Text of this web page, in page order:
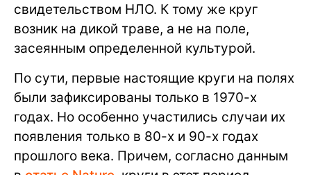
свидетельством НЛО. К тому же круг
возник на дикой траве, а не на поле,
засеянным определенной культурой.
По сути, первые настоящие круги на полях
были зафиксированы только в 1970-х
годах. Но особенно участились случаи их
появления только в 80-х и 90-х годах
прошлого века. Причем, согласно данным